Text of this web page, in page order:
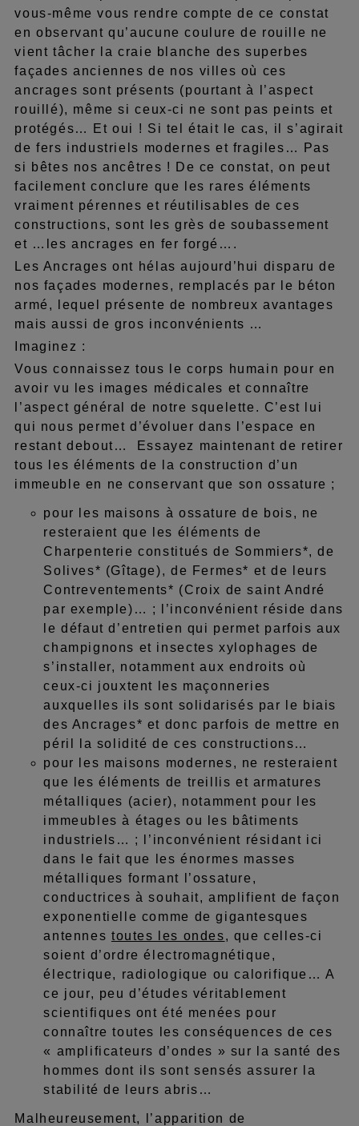
vous-même vous rendre compte de ce constat
en observant qu’aucune coulure de rouille ne
vient tâcher la craie blanche des superbes
façades anciennes de nos villes où ces
ancrages sont présents (pourtant à l’aspect
rouillé), même si ceux-ci ne sont pas peints et
protégés… Et oui ! Si tel était le cas, il s’agirait
de fers industriels modernes et fragiles… Pas
si bêtes nos ancêtres ! De ce constat, on peut
facilement conclure que les rares éléments
vraiment pérennes et réutilisables de ces
constructions, sont les grès de soubassement
et …les ancrages en fer forgé….
Les Ancrages ont hélas aujourd’hui disparu de
nos façades modernes, remplacés par le béton
armé, lequel présente de nombreux avantages
mais aussi de gros inconvénients …
Imaginez :
Vous connaissez tous le corps humain pour en
avoir vu les images médicales et connaître
l’aspect général de notre squelette. C’est lui
qui nous permet d’évoluer dans l’espace en
restant debout… Essayez maintenant de retirer
tous les éléments de la construction d’un
immeuble en ne conservant que son ossature ;
pour les maisons à ossature de bois, ne
resteraient que les éléments de
Charpenterie constitués de Sommiers*, de
Solives* (Gîtage), de Fermes* et de leurs
Contreventements* (Croix de saint André
par exemple)… ; l’inconvénient réside dans
le défaut d’entretien qui permet parfois aux
champignons et insectes xylophages de
s’installer, notamment aux endroits où
ceux-ci jouxtent les maçonneries
auxquelles ils sont solidarisés par le biais
des Ancrages* et donc parfois de mettre en
péril la solidité de ces constructions…
pour les maisons modernes, ne resteraient
que les éléments de treillis et armatures
métalliques (acier), notamment pour les
immeubles à étages ou les bâtiments
industriels… ; l’inconvénient résidant ici
dans le fait que les énormes masses
métalliques formant l’ossature,
conductrices à souhait, amplifient de façon
exponentielle comme de gigantesques
antennes toutes les ondes, que celles-ci
soient d’ordre électromagnétique,
électrique, radiologique ou calorifique… A
ce jour, peu d’études véritablement
scientifiques ont été menées pour
connaître toutes les conséquences de ces
« amplificateurs d’ondes » sur la santé des
hommes dont ils sont sensés assurer la
stabilité de leurs abris…
Malheureusement, l’apparition de